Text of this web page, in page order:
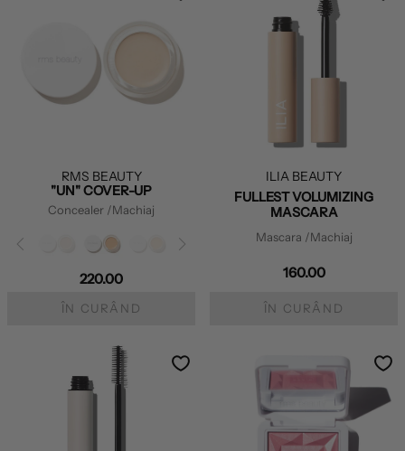
RMS BEAUTY
"UN" COVER-UP
Concealer /Machiaj
220.00
ÎN CURÂND
ILIA BEAUTY
FULLEST VOLUMIZING
MASCARA
Mascara /Machiaj
160.00
ÎN CURÂND